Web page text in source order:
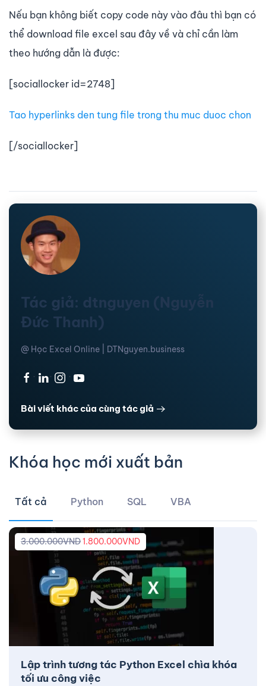
Nếu bạn không biết copy code này vào đâu thì bạn có
thể download file excel sau đây về và chỉ cần làm
theo hướng dẫn là được:
[sociallocker id=2748]
Tao hyperlinks den tung file trong thu muc duoc chon
[/sociallocker]
Tác giả: dtnguyen (Nguyễn
Đức Thanh)
@ Học Excel Online | DTNguyen.business
· · ·
Bài viết khác của cùng tác giả
Khóa học mới xuất bản
Tất cả Python SQL VBA
Lập trình tương tác Python Excel chìa khóa
tối ưu công việc
3.000.000VND1.800.000VND